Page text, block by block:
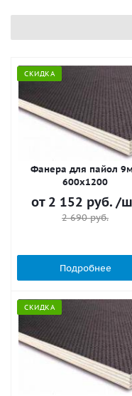
СКИДКА
Фанера для пайол
600х1200
от 2 152 руб. /
2 690 руб.
Подробнее
СКИДКА